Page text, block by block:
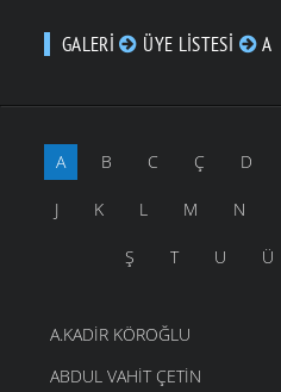
GALERI ÜYE LISTESI A
A B C Ç D
J K L M N
Ş T U Ü
A.KADIR KÖROĞLU
ABDUL VAHIT ÇETIN